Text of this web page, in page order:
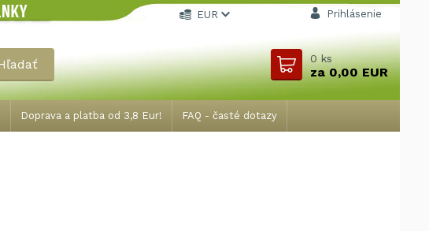
Doprava a platba od 3,8 Eur! FAQ - časté dotazy
EUR Prihlásenie
0ks
za0,00 EUR